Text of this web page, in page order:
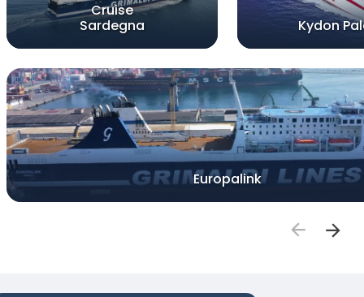
Cruise
Sardegna
Kydon
Europalink